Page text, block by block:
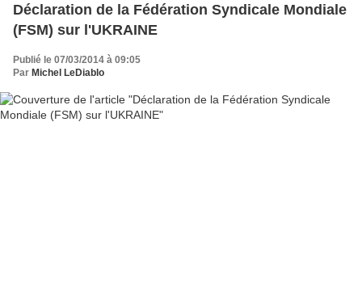
Déclaration de la Fédération Syndicale Mondiale
(FSM) sur l'UKRAINE
Publié le 07/03/2014 à 09:05
Par Michel LeDiablo